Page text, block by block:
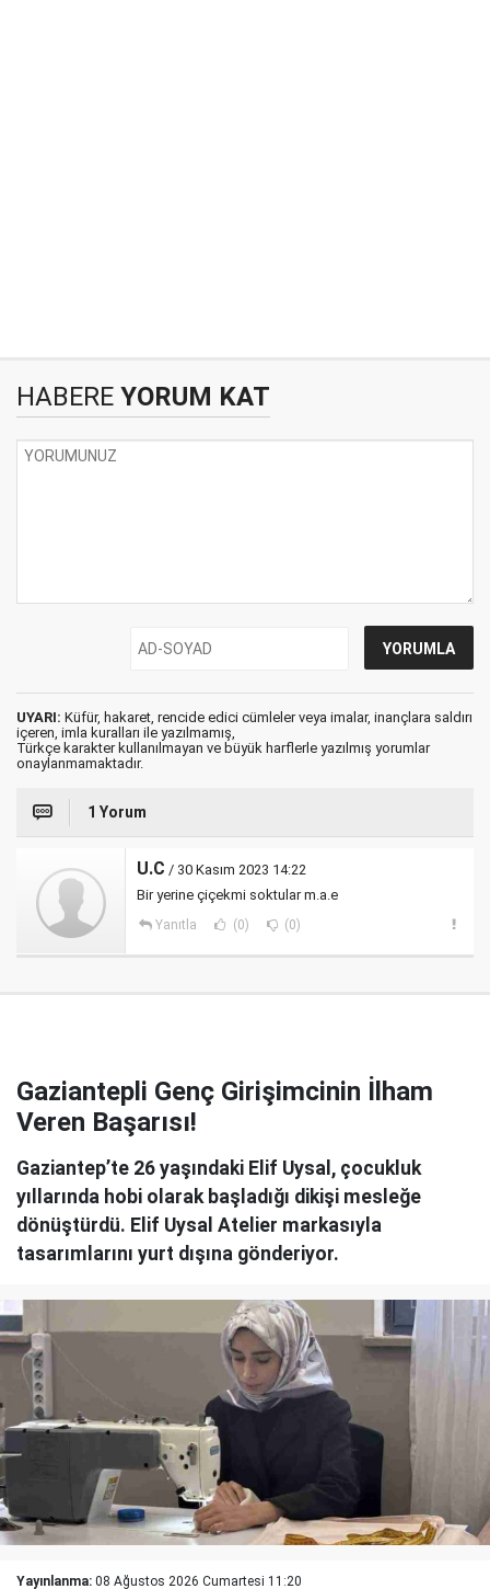
HABERE YORUM KAT
UYARI: Küfür, hakaret, rencide edici cümleler veya imalar, inançlara saldırı
içeren, imla kuralları ile yazılmamış,
Türkçe karakter kullanılmayan ve büyük harflerle yazılmış yorumlar
onaylanmamaktadır.
1 Yorum
U.C / 30 Kasım 2023 14:22
Bir yerine çiçekmi soktular m.a.e
Yanıtla (0) (0)
Gaziantepli Genç Girişimcinin İlham
Veren Başarısı!
Gaziantep’te 26 yaşındaki Elif Uysal, çocukluk
yıllarında hobi olarak başladığı dikişi mesleğe
dönüştürdü. Elif Uysal Atelier markasıyla
tasarımlarını yurt dışına gönderiyor.
Yayınlanma: 08 Ağustos 2026 Cumartesi 11:20